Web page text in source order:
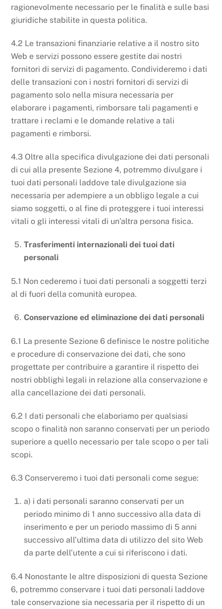
ragionevolmente necessario per le finalità e sulle basi
giuridiche stabilite in questa politica.
4.2 Le transazioni finanziarie relative a il nostro sito
Web e servizi possono essere gestite dai nostri
fornitori di servizi di pagamento. Condivideremo i dati
delle transazioni con i nostri fornitori di servizi di
pagamento solo nella misura necessaria per
elaborare i pagamenti, rimborsare tali pagamenti e
trattare i reclami e le domande relative a tali
pagamenti e rimborsi.
4.3 Oltre alla specifica divulgazione dei dati personali
di cui alla presente Sezione 4, potremmo divulgare i
tuoi dati personali laddove tale divulgazione sia
necessaria per adempiere a un obbligo legale a cui
siamo soggetti, o al fine di proteggere i tuoi interessi
vitali o gli interessi vitali di un’altra persona fisica.
Trasferimenti internazionali dei tuoi dati
personali
5.1 Non cederemo i tuoi dati personali a soggetti terzi
al di fuori della comunità europea.
Conservazione ed eliminazione dei dati personali
6.1 La presente Sezione 6 definisce le nostre politiche
e procedure di conservazione dei dati, che sono
progettate per contribuire a garantire il rispetto dei
nostri obblighi legali in relazione alla conservazione e
alla cancellazione dei dati personali.
6.2 I dati personali che elaboriamo per qualsiasi
scopo o finalità non saranno conservati per un periodo
superiore a quello necessario per tale scopo o per tali
scopi.
6.3 Conserveremo i tuoi dati personali come segue:
a) i dati personali saranno conservati per un
periodo minimo di 1 anno successivo alla data di
inserimento e per un periodo massimo di 5 anni
successivo all’ultima data di utilizzo del sito Web
da parte dell’utente a cui si riferiscono i dati.
6.4 Nonostante le altre disposizioni di questa Sezione
6, potremmo conservare i tuoi dati personali laddove
tale conservazione sia necessaria per il rispetto di un